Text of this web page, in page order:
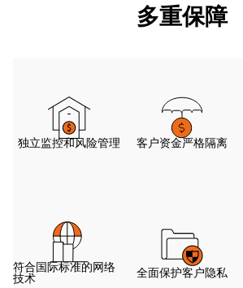
多重保障
独立监控和风险管理 客户资金严格隔离
符合国际标准的网络
技术
全面保护客户隐私